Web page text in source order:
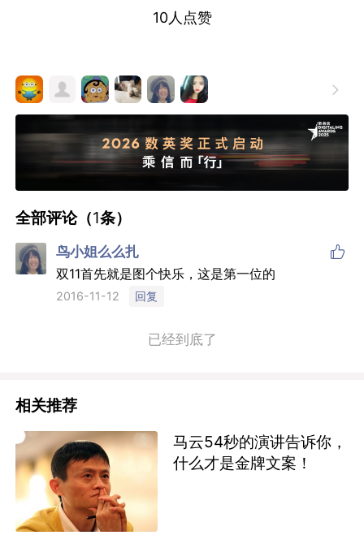
10人点赞

全部评论（1条）
鸟小姐么么扎 
双11首先就是图个快乐，这是第一位的
2016-11-12 回复
已经到底了
相关推荐
马云54秒的演讲告诉你，
什么才是金牌文案！